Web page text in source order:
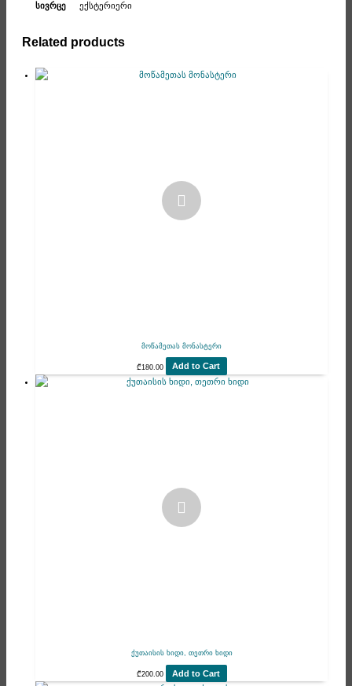
სივრცე ექსტერიერი
Related products
მოწამეთას მონასტერი
₾180.00 Add to Cart
ქუთაისის ხიდი, თეთრი ხიდი
₾200.00 Add to Cart